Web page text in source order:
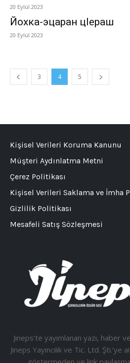
20 Eylül 2023
Йохка-эцаран цIераш
20 Eylül 2023
3 4 5
Jineps’te yayımlanan yazı, haber
Jineps Yayıncılık ve Tic. Ltd.
Kişisel Verileri Koruma Kanunu
Müşteri Aydınlatma Metni
Çerez Politikası
Kişisel Verileri Saklama ve İmha
Gizlilik Politikası
Mesafeli Satış Sözleşmesi